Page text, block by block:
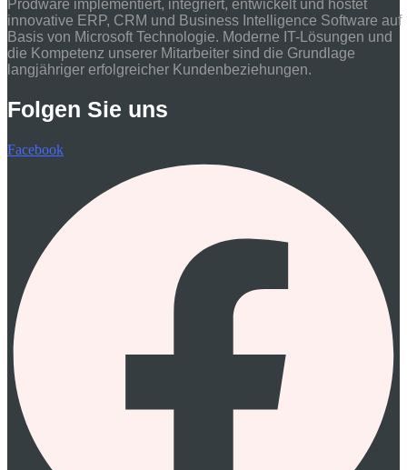
Prodware implementiert, integriert, entwickelt und hostet
innovative ERP, CRM und Business Intelligence Software auf
Basis von Microsoft Technologie. Moderne IT-Lösungen und
die Kompetenz unserer Mitarbeiter sind die Grundlage
langjähriger erfolgreicher Kundenbeziehungen.
Folgen Sie uns
Facebook